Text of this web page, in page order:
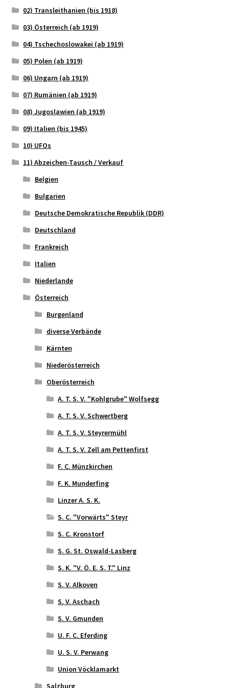
02) Transleithanien (bis 1918)
03) Österreich (ab 1919)
04) Tschechoslowakei (ab 1919)
05) Polen (ab 1919)
06) Ungarn (ab 1919)
07) Rumänien (ab 1919)
08) Jugoslawien (ab 1919)
09) Italien (bis 1945)
10) UFOs
11) Abzeichen-Tausch / Verkauf
Belgien
Bulgarien
Deutsche Demokratische Republik (DDR)
Deutschland
Frankreich
Italien
Niederlande
Österreich
Burgenland
diverse Verbände
Kärnten
Niederösterreich
Oberösterreich
A. T. S. V. "Kohlgrube" Wolfsegg
A. T. S. V. Schwertberg
A. T. S. V. Steyrermühl
A. T. S. V. Zell am Pettenfirst
F. C. Münzkirchen
F. K. Munderfing
Linzer A. S. K.
S. C. "Vorwärts" Steyr
S. C. Kronstorf
S. G. St. Oswald-Lasberg
S. K. "V. Ö. E. S. T." Linz
S. V. Alkoven
S. V. Aschach
S. V. Gmunden
U. F. C. Eferding
U. S. V. Perwang
Union Vöcklamarkt
Salzburg